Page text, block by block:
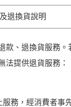
退換貨說明
、退換貨服務
法提供退貨服務：
務，經消費者事